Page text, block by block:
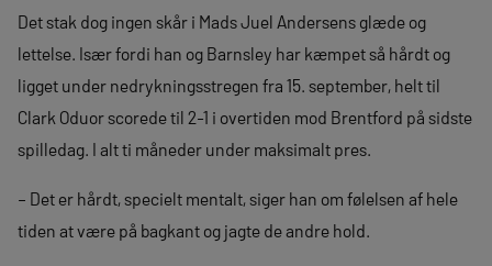
Det stak dog ingen skår i Mads Juel Andersens glæde og
lettelse. Især fordi han og Barnsley har kæmpet så hårdt og
ligget under nedrykningsstregen fra 15. september, helt til
Clark Oduor scorede til 2-1 i overtiden mod Brentford på sidste
spilledag. I alt ti måneder under maksimalt pres.
– Det er hårdt, specielt mentalt, siger han om følelsen af hele
tiden at være på bagkant og jagte de andre hold.